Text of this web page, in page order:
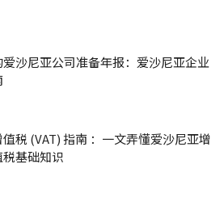
沙尼亚公司准备年报：爱沙尼亚企业
税 (VAT) 指南 ：一文弄懂爱沙尼亚增
基础知识